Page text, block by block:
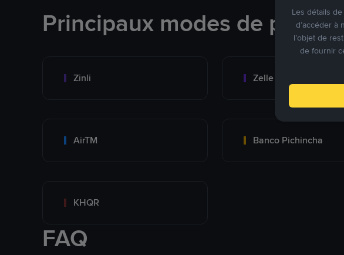
Principaux modes de
Zinli Zelle
AirTM Banco Pichincha
KHQR
FAQ
Les détails
d’accéder à
l’objet de
de fournir